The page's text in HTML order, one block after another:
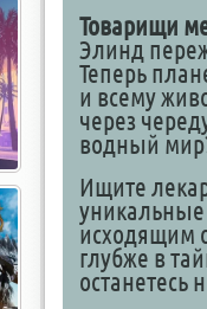
Товарищи
Элинд
Теперь
и всему
через
водный
Ищите
уникальные
исходящим
глубже в
останетесь